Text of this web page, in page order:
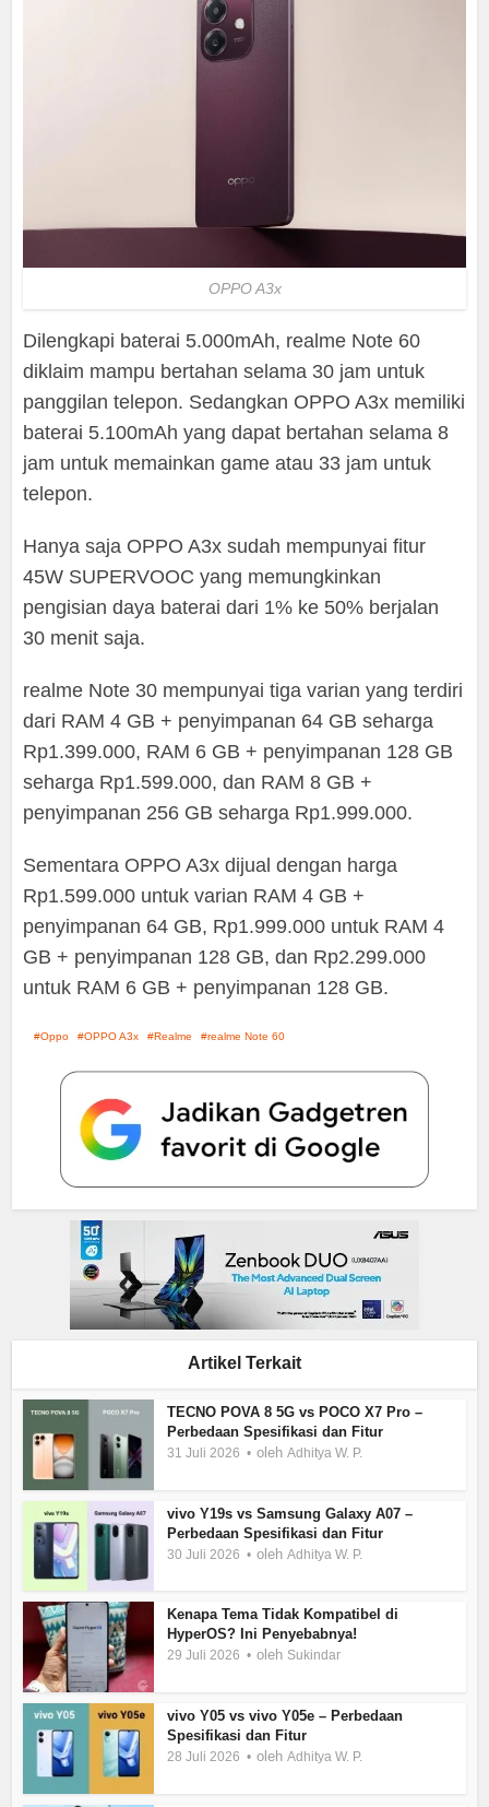
OPPO A3x
Dilengkapi baterai 5.000mAh, realme Note 60
diklaim mampu bertahan selama 30 jam untuk
panggilan telepon. Sedangkan OPPO A3x memiliki
baterai 5.100mAh yang dapat bertahan selama 8
jam untuk memainkan game atau 33 jam untuk
telepon.
Hanya saja OPPO A3x sudah mempunyai fitur
45W SUPERVOOC yang memungkinkan
pengisian daya baterai dari 1% ke 50% berjalan
30 menit saja.
realme Note 30 mempunyai tiga varian yang terdiri
dari RAM 4 GB + penyimpanan 64 GB seharga
Rp1.399.000, RAM 6 GB + penyimpanan 128 GB
seharga Rp1.599.000, dan RAM 8 GB +
penyimpanan 256 GB seharga Rp1.999.000.
Sementara OPPO A3x dijual dengan harga
Rp1.599.000 untuk varian RAM 4 GB +
penyimpanan 64 GB, Rp1.999.000 untuk RAM 4
GB + penyimpanan 128 GB, dan Rp2.299.000
untuk RAM 6 GB + penyimpanan 128 GB.
Oppo OPPO A3x Realme realme Note 60
Artikel Terkait
TECNO POVA 8 5G vs POCO X7 Pro –
Perbedaan Spesifikasi dan Fitur
31 Juli 2026 olehAdhitya W. P.
vivo Y19s vs Samsung Galaxy A07 –
Perbedaan Spesifikasi dan Fitur
30 Juli 2026 olehAdhitya W. P.
Kenapa Tema Tidak Kompatibel di
HyperOS? Ini Penyebabnya!
29 Juli 2026 oleh Sukindar
vivo Y05 vs vivo Y05e – Perbedaan
Spesifikasi dan Fitur
28 Juli 2026 olehAdhitya W. P.